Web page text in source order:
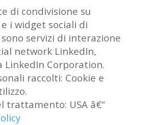
di condivisione su
i widget sociali di
servizi di interazione
network LinkedIn,
LinkedIn Corporation.
raccolti: Cookie e
trattamento: USA â€“